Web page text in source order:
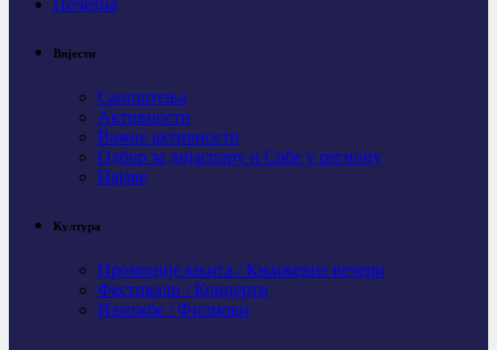
Почетна
Вијести
Саопштења
Активности
Важне активности
Одбор за дијаспору и Србе у региону
Најаве
Култура
Промоције књига / Књижевне вечери
Фестивали / Концерти
Изложбе / Филмови